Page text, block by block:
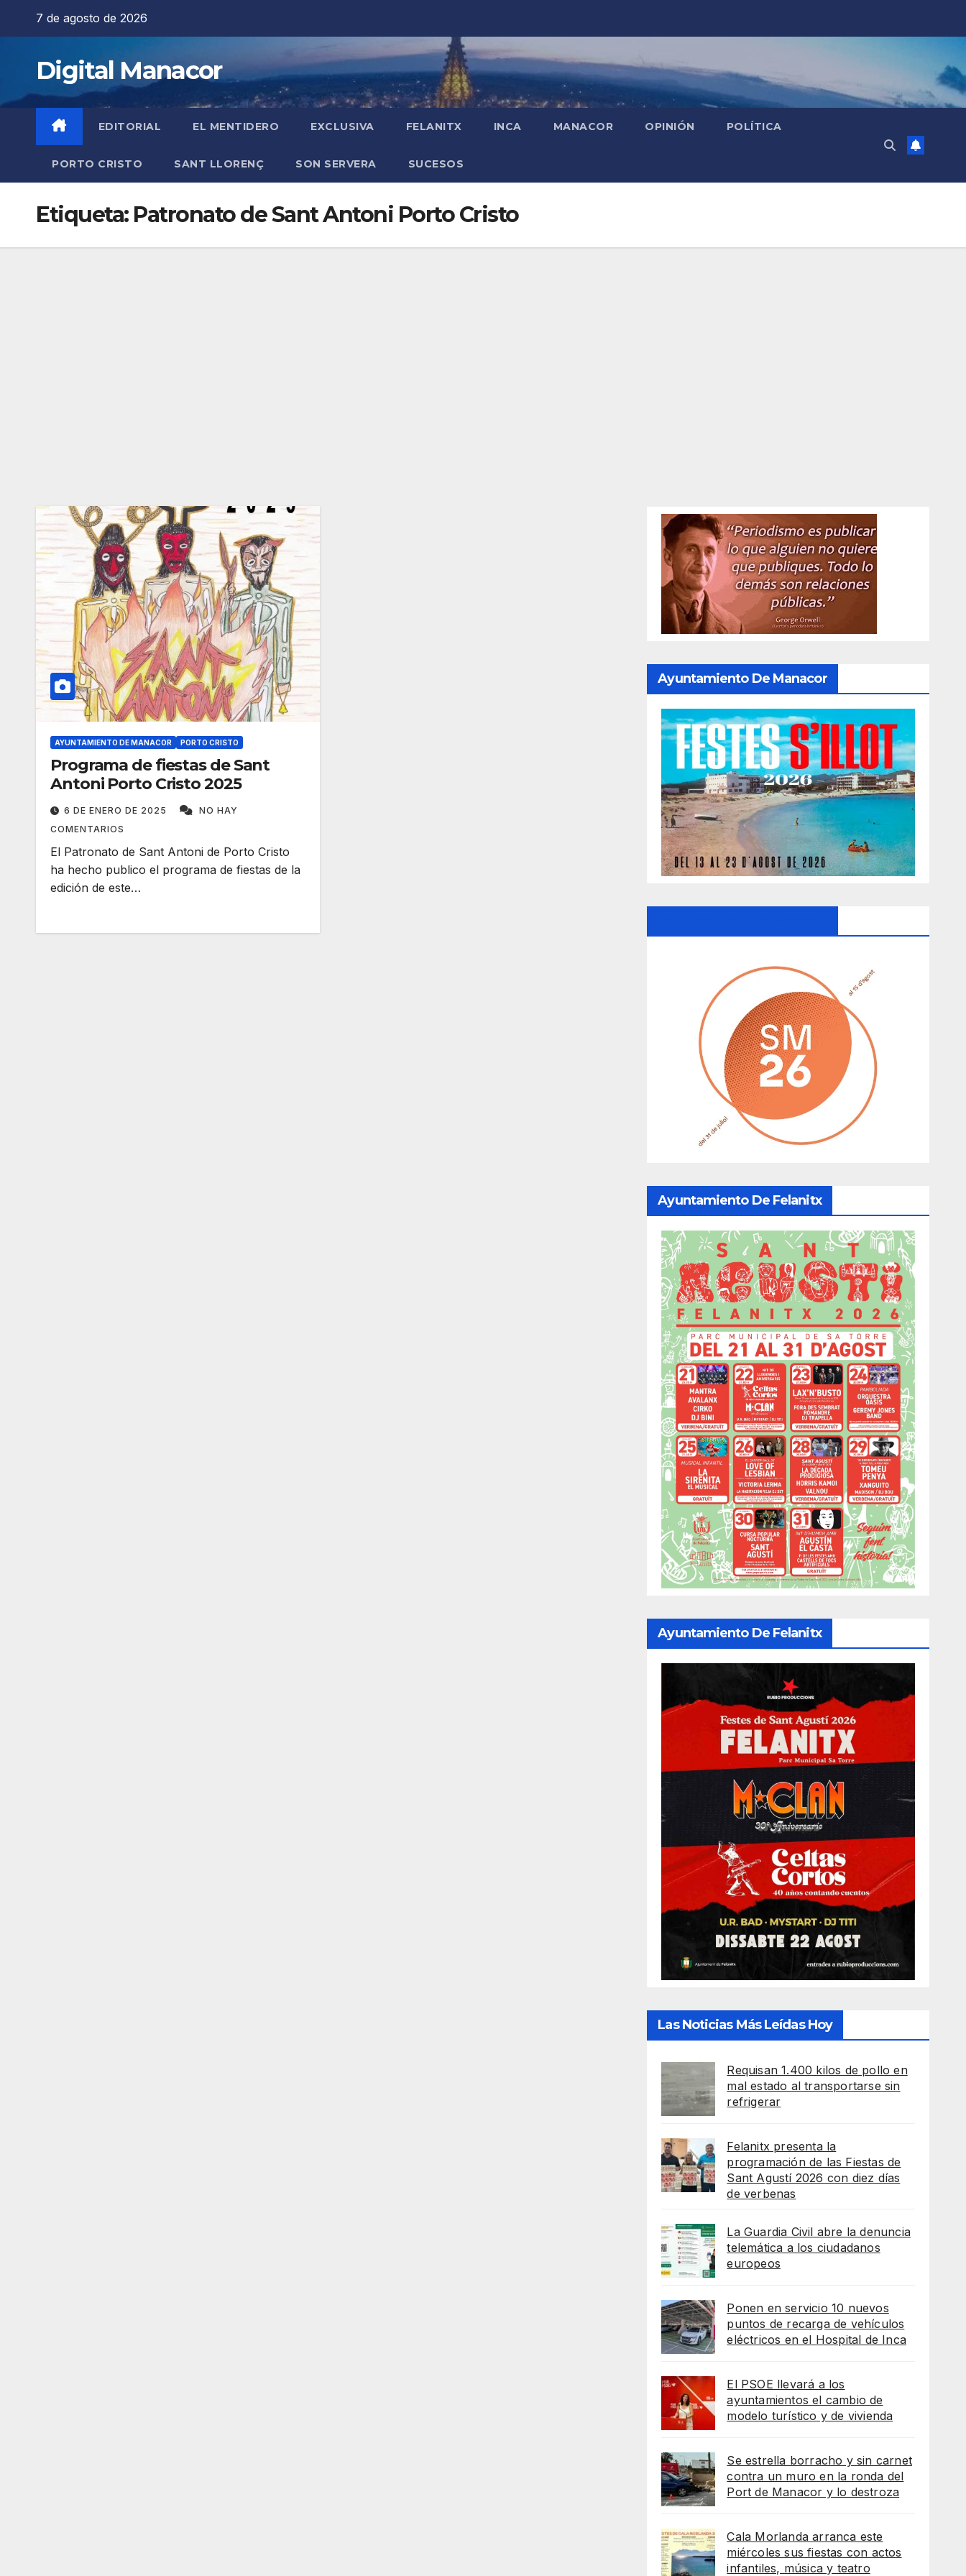
7 de agosto de 2026
Digital Manacor
EDITORIAL EL MENTIDERO EXCLUSIVA FELANITX INCA MANACOR OPINIÓN POLÍTICA
PORTO CRISTO SANT LLORENÇ SON SERVERA SUCESOS
Etiqueta: Patronato de Sant Antoni Porto Cristo
AYUNTAMIENTO DE MANACOR PORTO CRISTO
Programa de fiestas de Sant
Antoni Porto Cristo 2025
6 DE ENERO DE 2025
NO HAY
COMENTARIOS
El Patronato de Sant Antoni de Porto Cristo
ha hecho publico el programa de fiestas de la
edición de este…
Ayuntamiento De Manacor
Ayuntamiento De Felanitx
Ayuntamiento De Felanitx
Las Noticias Más Leídas Hoy
Requisan 1.400 kilos de pollo en
mal estado al transportarse sin
refrigerar
Felanitx presenta la
programación de las Fiestas de
Sant Agustí 2026 con diez días
de verbenas
La Guardia Civil abre la denuncia
telemática a los ciudadanos
europeos
Ponen en servicio 10 nuevos
puntos de recarga de vehículos
eléctricos en el Hospital de Inca
El PSOE llevará a los
ayuntamientos el cambio de
modelo turístico y de vivienda
Se estrella borracho y sin carnet
contra un muro en la ronda del
Port de Manacor y lo destroza
Cala Morlanda arranca este
miércoles sus fiestas con actos
infantiles, música y teatro